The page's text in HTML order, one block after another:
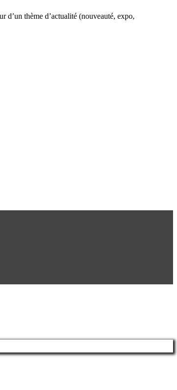
thème d’actualité (nouveauté, expo,